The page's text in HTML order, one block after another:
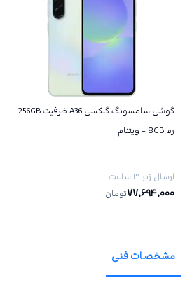
گوشی سامسونگ گلکسی A36 ظرفیت 256GB
رم 8GB - ویتنام
ارسال زیر ۳ ساعت
77,694,000تومان
مشخصات فنی